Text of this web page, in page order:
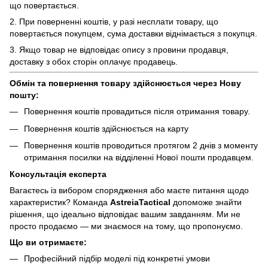
що повертається.
2. При поверненні коштів, у разі несплати товару, що
повертається покупцем, сума доставки віднімається з покупця.
3. Якщо товар не відповідає опису з провини продавця,
доставку з обох сторін оплачує продавець.
Обмін та повернення товару здійснюється через Нову
пошту:
Повернення коштів провадиться після отримання товару.
Повернення коштів здійснюється на карту
Повернення коштів проводиться протягом 2 днів з моменту
отримання посилки на відділенні Нової пошти продавцем.
Консультація експерта
Вагаєтесь із вибором спорядження або маєте питання щодо
характеристик? Команда AstreiaTactical допоможе знайти
рішення, що ідеально відповідає вашим завданням. Ми не
просто продаємо — ми знаємося на тому, що пропонуємо.
Що ви отримаєте:
Професійний підбір моделі під конкретні умови